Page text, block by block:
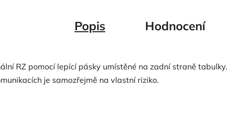
Popis Hodnocení
RZ pomocí lepící pásky umístěné na zadní straně tabulky.
je samozřejmě na vlastní riziko.